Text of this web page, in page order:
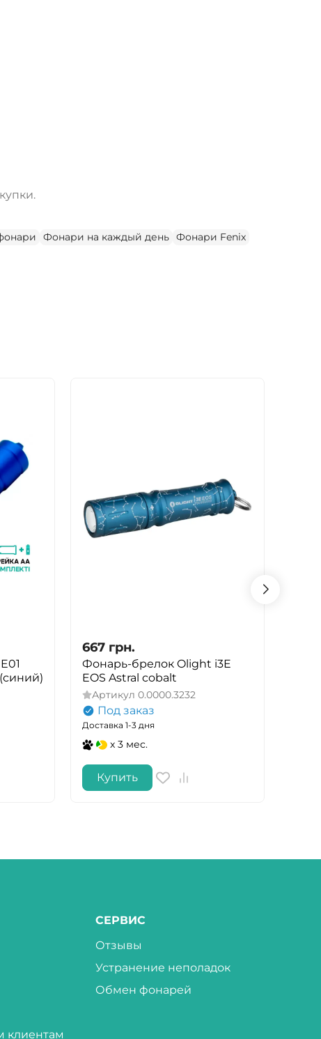
Фонари на каждый день Фонари Fenix
667 грн.
Фонарь-брелок Olight i3E
EOS Astral cobalt
Артикул 0.0000.3232
Под заказ
Доставка 1-3 дня
x 3 мес.
Купить
клиентам
СЕРВИС
Отзывы
Устранение неполадок
Обмен фонарей